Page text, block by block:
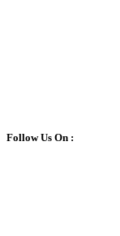
Follow Us On :